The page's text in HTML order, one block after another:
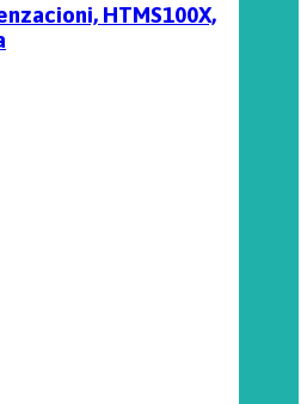
HTMS100X,